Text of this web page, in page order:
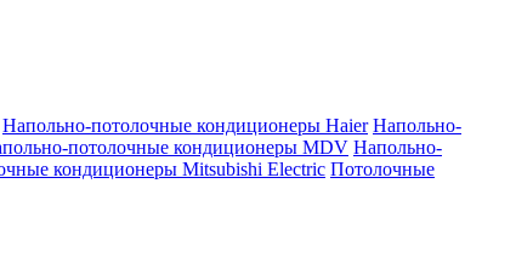
Напольно-потолочные кондиционеры Haier Напольно-
потолочные кондиционеры MDV Напольно-
кондиционеры Mitsubishi Electric Потолочные